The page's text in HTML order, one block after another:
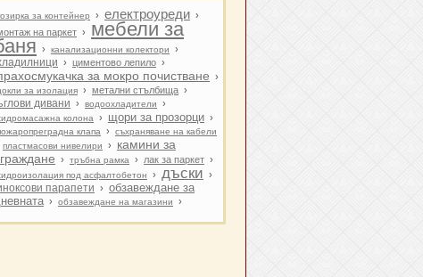
за контейнер › електроуреди ›
на паркет › мебели за
› канализационни колектори ›
› циментово лепило ›
за мокро почистване ›
за изолация › метални стълбища ›
дивани › водоохладители ›
колона › щори за прозорци ›
клапа › съхраняване на кабели
пластмасови нивелири ›
камини за
› тръбна рамка › лак за паркет ›
под асфалтобетон › дъски ›
парапети › обзавеждане за
› обзавеждане на магазини ›